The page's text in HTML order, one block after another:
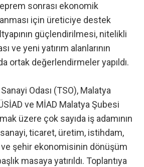
sonrası ekonomik
için üreticiye destek
güçlendirilmesi, nitelikli
ve yeni yatırım alanlarının
ortak değerlendirmeler yapıldı.
Odası (TSO), Malatya
ve MİAD Malatya Şubesi
üzere çok sayıda iş adamının
sanayi, ticaret, üretim, istihdam,
ve şehir ekonomisinin dönüşüm
masaya yatırıldı. Toplantıya